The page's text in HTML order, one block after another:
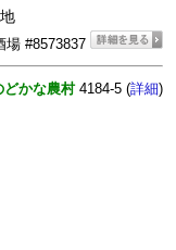
場 #8573837
どかな農村4184-5 (詳細)